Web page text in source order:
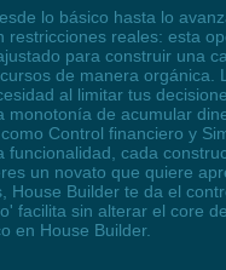
lo básico hasta lo
reales: esta
para construir una
de manera
al limitar tus
de acumular
Control financiero y
cada
un novato que quiere
Builder te da el
facilita sin alterar el core
en House Builder.